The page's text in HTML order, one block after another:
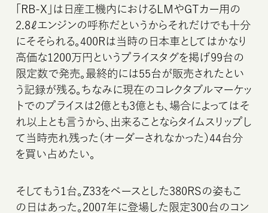
「RB-X」は日産工機内におけるLMやGTカー用の
2.8ℓエンジンの呼称だというからそれだけでも十分
にそそられる。400Rは当時の日本車としてはかなり
高価な1200万円というプライスタグを掲げ99台の
限定数で発売。最終的には55台が販売されたとい
う記録が残る。ちなみに現在のコレクタブルマーケッ
トでのプライスは2億とも3億とも、場合によってはそ
れ以上とも言うから、出来ることならタイムスリップし
て当時売れ残った（オーダーされなかった）44台分
を買い占めたい。
そしてもう1台。Z33をベースとした380RSの姿もこ
の日はあった。2007年に登場した限定300台のコン